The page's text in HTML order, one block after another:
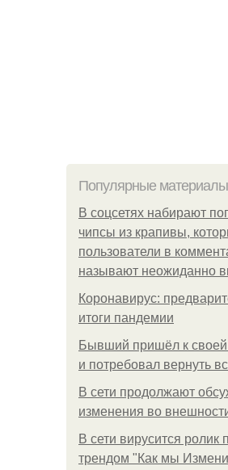
Популярные материалы
В соцсетях набирают
чипсы из крапивы,
пользователи в
называют неожиданно
Коронавирус:
итоги пандемии
Бывший пришёл к своей
и потребовал вернуть
В сети продолжают
изменения во
В сети вирусится ролик
трендом "Как мы